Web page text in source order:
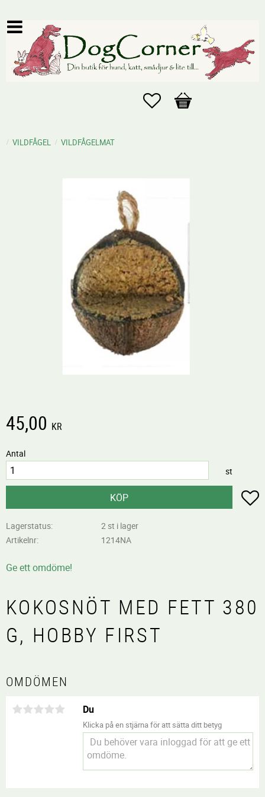
Favoriter
Kundvagn
VILDFÅGEL VILDFÅGELMAT
45,00 KR
Antal
st
KÖP
Lagerstatus
2 st i lager
Artikelnr
1214NA
Ge ett omdöme!
KOKOSNÖT MED FETT 380
G, HOBBY FIRST
OMDÖMEN
Du
Klicka på en stjärna för att sätta ditt betyg